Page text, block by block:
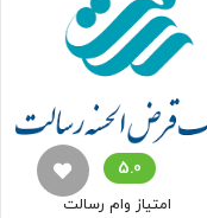
امتیاز وام رسالت